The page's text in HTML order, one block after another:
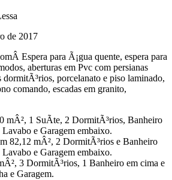
de 2017
Espera para Ã¡gua quente, espera para
aberturas em Pvc com persianas
dormitÃ³rios, porcelanato e piso laminado,
comando, escadas em granito,
mÂ², 1 SuÃ­te, 2 DormitÃ³rios, Banheiro
e Garagem embaixo.
82,12 mÂ², 2 DormitÃ³rios e Banheiro
e Garagem embaixo.
3 DormitÃ³rios, 1 Banheiro em cima e
e Garagem.